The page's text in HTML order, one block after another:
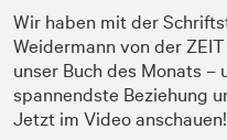
Wir haben mit der
Weidermann von der
unser Buch des Monats –
spannendste Beziehung
Jetzt im Video anschauen!